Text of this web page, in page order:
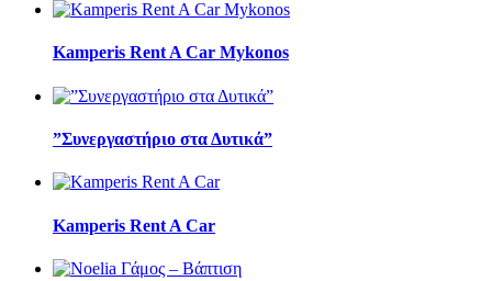
Kamperis Rent A Car Mykonos
”Συνεργαστήριο στα Δυτικά”
Kamperis Rent A Car